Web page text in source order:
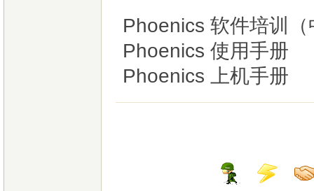
Phoenics 软件培训（
Phoenics 使用手册
Phoenics 上机手册